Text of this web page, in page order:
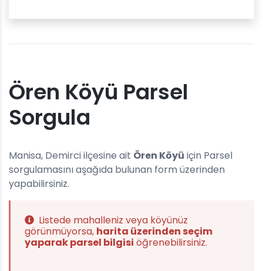
Ören Köyü Parsel
Sorgula
Manisa, Demirci ilçesine ait Ören Köyü için Parsel
sorgulamasını aşağıda bulunan form üzerinden
yapabilirsiniz.
Listede mahalleniz veya köyünüz
görünmüyorsa, harita üzerinden seçim
yaparak parsel bilgisi öğrenebilirsiniz.